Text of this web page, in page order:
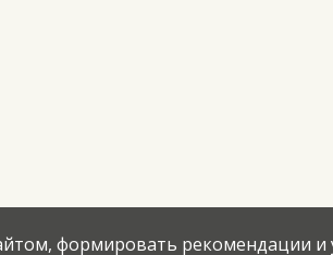
формировать рекомендации и